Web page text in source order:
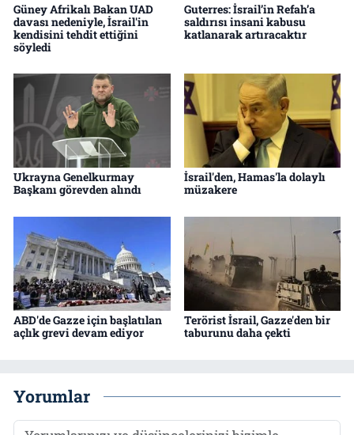
Güney Afrikalı Bakan UAD
davası nedeniyle, İsrail'in
kendisini tehdit ettiğini
söyledi
Guterres: İsrail’in Refah’a
saldırısı insani kabusu
katlanarak artıracaktır
Ukrayna Genelkurmay
Başkanı görevden alındı
İsrail'den, Hamas'la dolaylı
müzakere
ABD'de Gazze için başlatılan
açlık grevi devam ediyor
Terörist İsrail, Gazze'den bir
taburunu daha çekti
Yorumlar